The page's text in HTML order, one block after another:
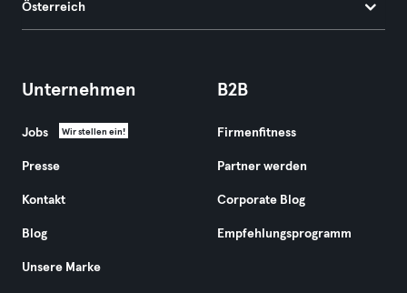
Österreich
Unternehmen
Jobs Wir stellen ein!
Presse
Kontakt
Blog
Unsere Marke
B2B
Firmenfitness
Partner werden
Corporate Blog
Empfehlungsprogramm